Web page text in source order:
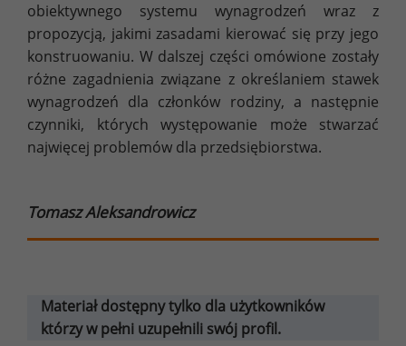
obiektywnego systemu wynagrodzeń wraz z
propozycją, jakimi zasadami kierować się przy jego
konstruowaniu. W dalszej części omówione zostały
różne zagadnienia związane z określaniem stawek
wynagrodzeń dla członków rodziny, a następnie
czynniki, których występowanie może stwarzać
najwięcej problemów dla przedsiębiorstwa.
Tomasz Aleksandrowicz
Materiał dostępny tylko dla użytkowników
którzy w pełni uzupełnili swój profil.